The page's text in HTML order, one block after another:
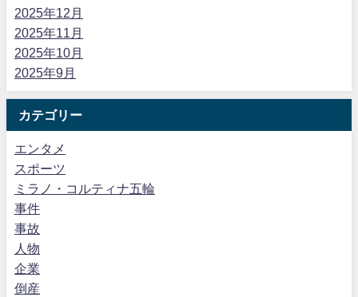
2025年12月
2025年11月
2025年10月
2025年9月
カテゴリー
エンタメ
スポーツ
ミラノ・コルティナ五輪
事件
事故
人物
企業
倒産